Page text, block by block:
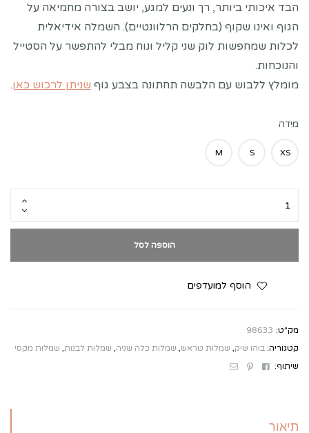
הבד איכותי ביותר, רך ונעים למגע, יושב בצורה מחמיאה על
הגוף ואינו שקוף (בחלקים הרלוונטיים). השמלה אידיאלית
לכלות שמחפשות לוק שני קליל ונוח מבלי להתפשר על הסטייל
והנוכחות.
מומלץ ללבוש עם הלבשה תחתונה בצבע גוף שניתן לרכוש כאן.
מידה
XS
S
M
הוספה לסל
הוסף למועדפים
מק"ט: 98633
קטגוריה: בוהו שיק, שמלות טראש, שמלות כלה שניה, שמלות לבנות, שמלות מקסי
שיתוף:
Facebook
Pinterest
Email
תיאור